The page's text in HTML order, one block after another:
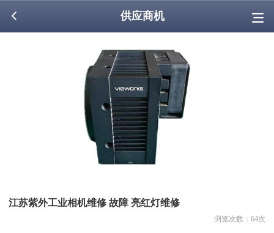
供应商机
江苏紫外工业相机维修 故障 亮红灯维修
浏览次数： 64次